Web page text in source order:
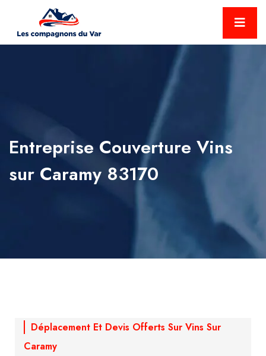
Entreprise Couverture Vins
sur Caramy 83170
Déplacement Et Devis Offerts Sur Vins Sur
Caramy